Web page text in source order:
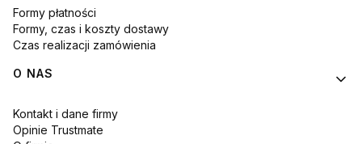
Formy płatności
Formy, czas i koszty dostawy
Czas realizacji zamówienia
O NAS
Kontakt i dane firmy
Opinie Trustmate